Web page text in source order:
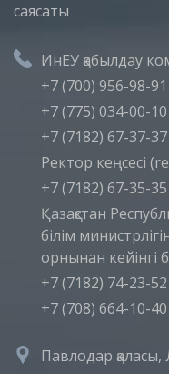
саясаты
ИнЕУ қабылдау
+7 (700) 956-98-91
+7 (775) 034-00-10
+7 (7182) 67-37-37
Ректор кеңсесі
+7 (7182) 67-35-35
Қазақстан
білім
орнынан кейінгі
+7 (7182) 74-23-52
+7 (708) 664-10-
Павлодар